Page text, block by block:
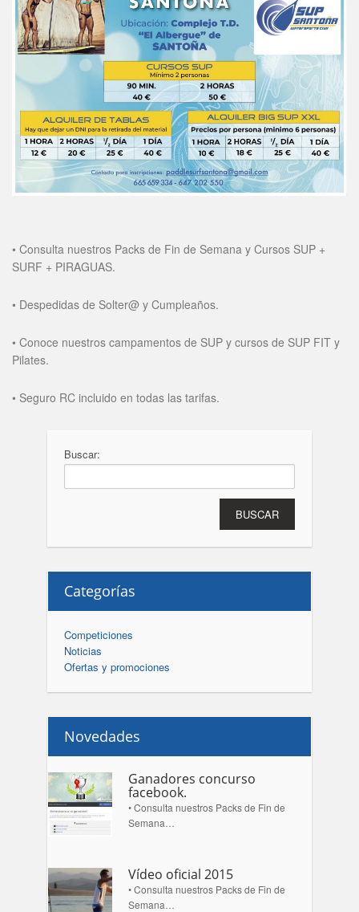
• Consulta nuestros Packs de Fin de Semana y Cursos SUP +
SURF + PIRAGUAS.
• Despedidas de Solter@ y Cumpleaños.
• Conoce nuestros campamentos de SUP y cursos de SUP FIT y
Pilates.
• Seguro RC incluido en todas las tarifas.
Buscar:
Categorías
Competiciones
Noticias
Ofertas y promociones
Novedades
Ganadores concurso
facebook.
• Consulta nuestros Packs de Fin de
Semana…
Vídeo oficial 2015
• Consulta nuestros Packs de Fin de
Semana…